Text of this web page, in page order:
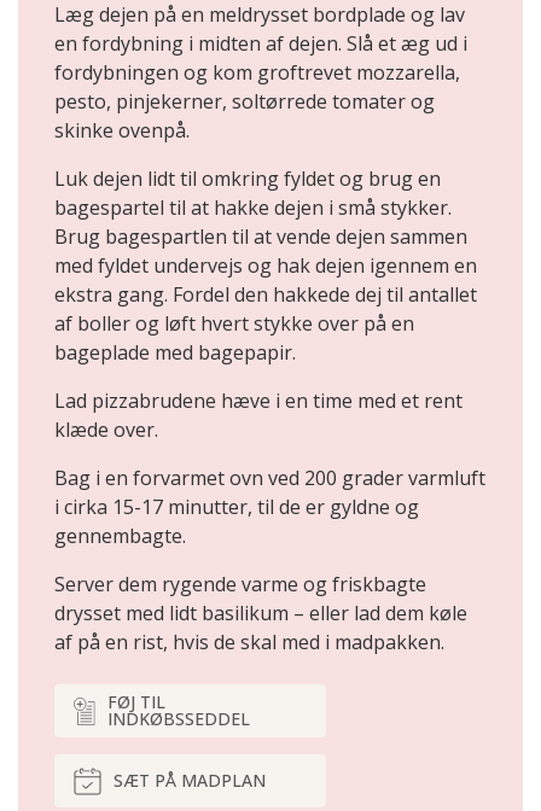
Læg dejen på en meldrysset bordplade og lav
en fordybning i midten af dejen. Slå et æg ud i
fordybningen og kom groftrevet mozzarella,
pesto, pinjekerner, soltørrede tomater og
skinke ovenpå.
Luk dejen lidt til omkring fyldet og brug en
bagespartel til at hakke dejen i små stykker.
Brug bagespartlen til at vende dejen sammen
med fyldet undervejs og hak dejen igennem en
ekstra gang. Fordel den hakkede dej til antallet
af boller og løft hvert stykke over på en
bageplade med bagepapir.
Lad pizzabrudene hæve i en time med et rent
klæde over.
Bag i en forvarmet ovn ved 200 grader varmluft
i cirka 15-17 minutter, til de er gyldne og
gennembagte.
Server dem rygende varme og friskbagte
drysset med lidt basilikum – eller lad dem køle
af på en rist, hvis de skal med i madpakken.
FØJ TIL
INDKØBSSEDDEL
SÆT PÅ MADPLAN